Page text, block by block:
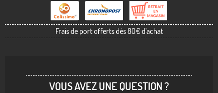
Frais de port offerts dès 80€ d'achat
VOUS AVEZ UNE QUESTION ?